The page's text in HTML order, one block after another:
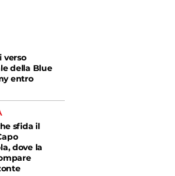
verso
della Blue
entro
sfida il
dove la